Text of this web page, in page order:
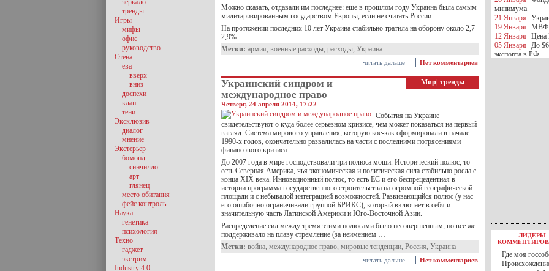
Можно сказать, отдавали им последнее: еще в прошлом году Украина была самым
милитаризированным государством Европы, если не считать России.
На протяжении последних 10 лет Украина стабильно тратила на оборону около 2,7–
2,9% …
Метки: армия, военные расходы, расходы, Украина
Нет комментариев
читать дальше
Мир| тренды
Украинский синдром и
международное право
Четверг, 24 апреля 2014, 17:22
События на Украине
свидетельствуют о куда более серьезном кризисе, чем может показаться на первый
взгляд. Система мирового управления, которую кое-как сформировали в начале
1990-х годов, окончательно развалилась на части с последними потрясениями
финансового кризиса.
До 2007 года в мире господствовали три полюса мощи. Исторический полюс, то
есть Северная Америка, чья экономическая и политическая сила стабильно росла с
конца XIX века. Инновационный полюс, то есть ЕС и его беспрецедентная в
истории программа государственного строительства на огромной географической
площади и с небывалой интеграцией возможностей. Развивающийся полюс (у нас
его ошибочно ограничивали группой БРИКС), который включает в себя и
значительную часть Латинской Америки и Юго-Восточной Азии.
Распределение сил между тремя этими полюсами было несовершенным, но все же
поддерживало на плаву стремление (за неимением …
Метки: война, международное право, мировые тенденции, Россия, Украина
Нет комментариев
читать дальше
зеркало
тренды
Игры
мифы
офис
руководство
Стена
ева
вверх
вниз
доспехи
клан
тени
Эксклюзив
диалог
мнение
Экстерьер
бомонд
синчилло
арт
глянец
место обитания
фейс контроль
Наука
генетика
психология
Техно
гаджет
экстрим
Industry 4.0
минимума
21 Января
19 Января
МВФ
12 Января
Цена
05 Января
До
экспорта в РФ
05 Января
Киев
30 Ноября С 1
30 Ноября
РФ
27 Ноября
ВВП
госбюджете
ЛИДЕРЫ
Где моя